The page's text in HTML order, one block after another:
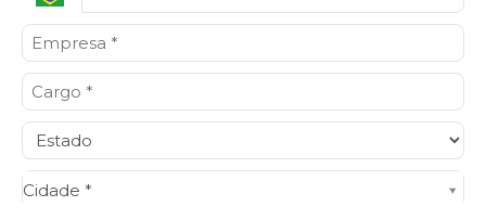
Cidade *
Cidade*